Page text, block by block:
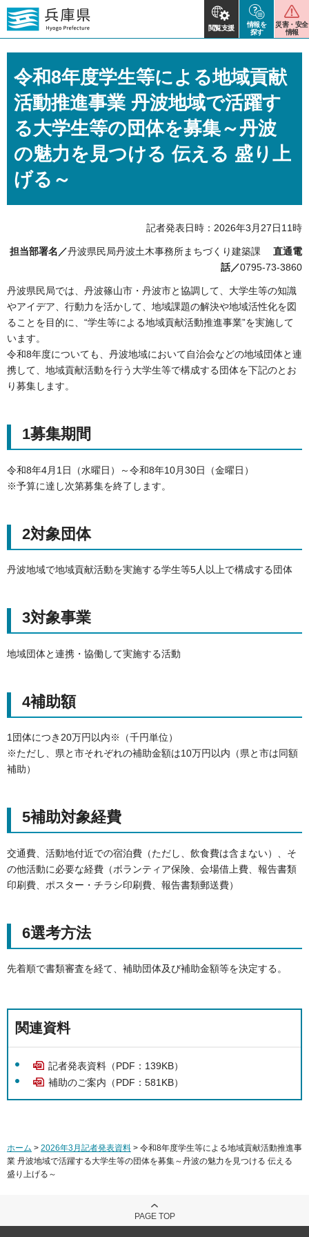
閲覧支援
情報を
探す
災害・安全
情報
令和8年度学生等による地域貢献
活動推進事業 丹波地域で活躍す
る大学生等の団体を募集～丹波
の魅力を見つける 伝える 盛り上
げる～
記者発表日時：2026年3月27日11時
担当部署名／丹波県民局丹波土木事務所まちづくり建築課 直通電
話／0795-73-3860
丹波県民局では、丹波篠山市・丹波市と協調して、大学生等の知識
やアイデア、行動力を活かして、地域課題の解決や地域活性化を図
ることを目的に、“学生等による地域貢献活動推進事業”を実施して
います。
令和8年度についても、丹波地域において自治会などの地域団体と連
携して、地域貢献活動を行う大学生等で構成する団体を下記のとお
り募集します。
1募集期間
令和8年4月1日（水曜日）～令和8年10月30日（金曜日）
※予算に達し次第募集を終了します。
2対象団体
丹波地域で地域貢献活動を実施する学生等5人以上で構成する団体
3対象事業
地域団体と連携・協働して実施する活動
4補助額
1団体につき20万円以内※（千円単位）
※ただし、県と市それぞれの補助金額は10万円以内（県と市は同額
補助）
5補助対象経費
交通費、活動地付近での宿泊費（ただし、飲食費は含まない）、そ
の他活動に必要な経費（ボランティア保険、会場借上費、報告書類
印刷費、ポスター・チラシ印刷費、報告書類郵送費）
6選考方法
先着順で書類審査を経て、補助団体及び補助金額等を決定する。
関連資料
記者発表資料（PDF：139KB）
補助のご案内（PDF：581KB）
ホーム > 2026年3月記者発表資料 > 令和8年度学生等による地域貢献活動推進事
業 丹波地域で活躍する大学生等の団体を募集～丹波の魅力を見つける 伝える
盛り上げる～
PAGE TOP